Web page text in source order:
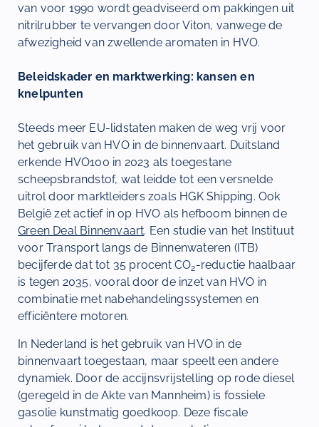
van voor 1990 wordt geadviseerd om pakkingen uit
nitrilrubber te vervangen door Viton, vanwege de
afwezigheid van zwellende aromaten in HVO.
Beleidskader en marktwerking: kansen en
knelpunten
Steeds meer EU-lidstaten maken de weg vrij voor
het gebruik van HVO in de binnenvaart. Duitsland
erkende HVO100 in 2023 als toegestane
scheepsbrandstof, wat leidde tot een versnelde
uitrol door marktleiders zoals HGK Shipping. Ook
België zet actief in op HVO als hefboom binnen de
Green Deal Binnenvaart. Een studie van het Instituut
voor Transport langs de Binnenwateren (ITB)
becijferde dat tot 35 procent CO2-reductie haalbaar
is tegen 2035, vooral door de inzet van HVO in
combinatie met nabehandelingssystemen en
efficiëntere motoren.
In Nederland is het gebruik van HVO in de
binnenvaart toegestaan, maar speelt een andere
dynamiek. Door de accijnsvrijstelling op rode diesel
(geregeld in de Akte van Mannheim) is fossiele
gasolie kunstmatig goedkoop. Deze fiscale